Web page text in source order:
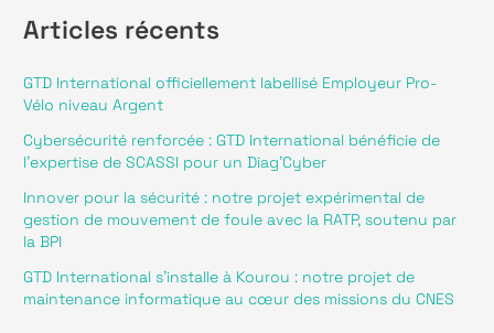
Secteurs
Défense
Services publics
Spatial
Transport
Keep in touch
Nos actualités
Rejoignez-nous
Articles récents
GTD International officiellement labellisé Employeur Pro-
Vélo niveau Argent
Cybersécurité renforcée : GTD International bénéficie de
l’expertise de SCASSI pour un Diag’Cyber
Innover pour la sécurité : notre projet expérimental de
gestion de mouvement de foule avec la RATP, soutenu par
la BPI
GTD International s’installe à Kourou : notre projet de
maintenance informatique au cœur des missions du CNES